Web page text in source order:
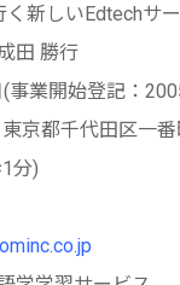
く新しいEdtechサ
勝行
業開始登記：
都千代田区一番
)